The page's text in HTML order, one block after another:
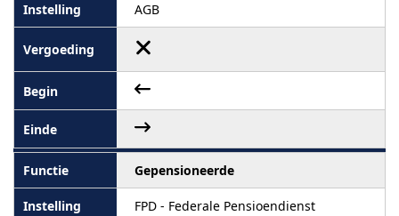
AGB
Gepensioneerde
FPD - Federale Pensioendienst